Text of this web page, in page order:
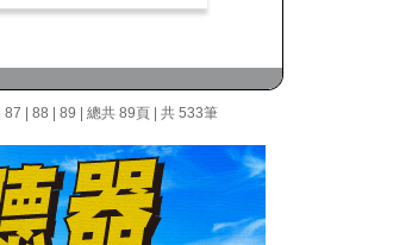
87 88 89 | 總共 89頁 | 共 533筆